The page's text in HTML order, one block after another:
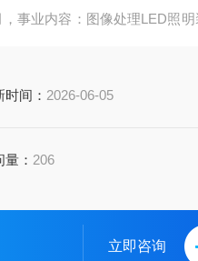
事业内容：图像处理LED照明
时间： 2026-06-05
： 206
立即咨询